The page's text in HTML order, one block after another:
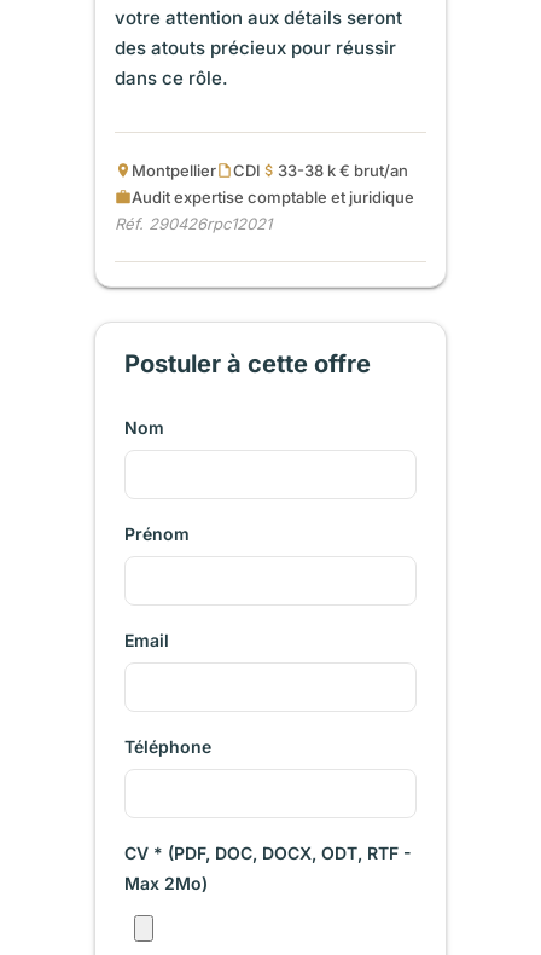
votre attention aux détails seront
des atouts précieux pour réussir
dans ce rôle.
Montpellier CDI
33-38 k € brut/an
Audit expertise comptable et juridique
Réf. 290426rpc12021
Postuler à cette offre
Nom
Prénom
Email
Téléphone
CV * (PDF, DOC, DOCX, ODT, RTF -
Max 2Mo)